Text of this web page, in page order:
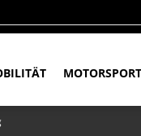
MOTORSPORT